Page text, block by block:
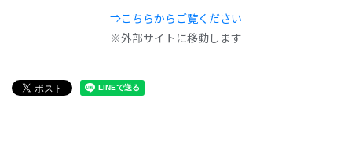
⇒こちらからご覧ください
※外部サイトに移動します